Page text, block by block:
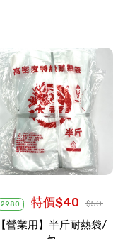
2980 特價$40 $50
【營業用】半斤耐熱袋/